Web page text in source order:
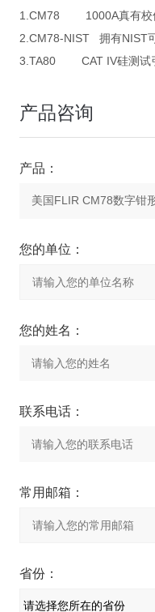
1.CM78 1000A真有校值
2.CM78-NIST 拥有NIST
3.TA80 CAT IV硅测试
产品咨询
产品：
您的单位：
您的姓名：
联系电话：
常用邮箱：
省份：